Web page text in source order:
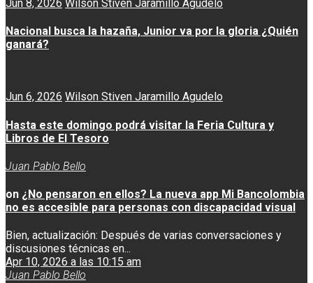
Jun 8, 2026 Wilson Stiven Jaramillo Agudelo
Nacional busca la hazaña, Junior va por la gloria ¿Quién
ganará?
Jun 6, 2026 Wilson Stiven Jaramillo Agudelo
Hasta este domingo podrá visitar la Feria Cultura y
Libros de El Tesoro
Juan Pablo Bello
on ¿No pensaron en ellos? La nueva app Mi Bancolombia
no es accesible para personas con discapacidad visual
Bien, actualización: Después de varias conversaciones y
discusiones técnicas en...
Apr 10, 2026 a las 10:15 am
Juan Pablo Bello